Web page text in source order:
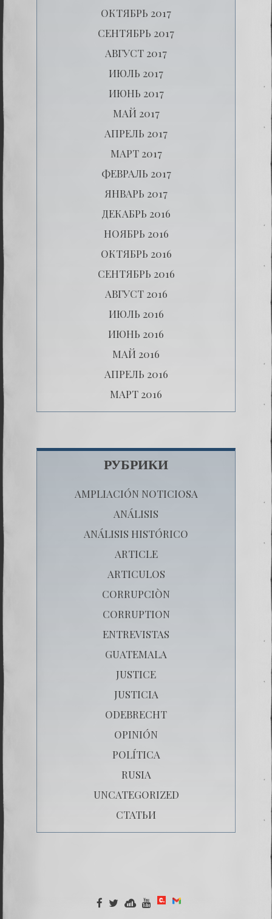
ОКТЯБРЬ 2017
СЕНТЯБРЬ 2017
АВГУСТ 2017
ИЮЛЬ 2017
ИЮНЬ 2017
МАЙ 2017
АПРЕЛЬ 2017
МАРТ 2017
ФЕВРАЛЬ 2017
ЯНВАРЬ 2017
ДЕКАБРЬ 2016
НОЯБРЬ 2016
ОКТЯБРЬ 2016
СЕНТЯБРЬ 2016
АВГУСТ 2016
ИЮЛЬ 2016
ИЮНЬ 2016
МАЙ 2016
АПРЕЛЬ 2016
МАРТ 2016
РУБРИКИ
AMPLIACIÓN NOTICIOSA
ANÁLISIS
ANÁLISIS HISTÓRICO
ARTICLE
ARTICULOS
CORRUPCIÒN
CORRUPTION
ENTREVISTAS
GUATEMALA
JUSTICE
JUSTICIA
ODEBRECHT
OPINIÓN
POLÍTICA
RUSIA
UNCATEGORIZED
СТАТЬИ